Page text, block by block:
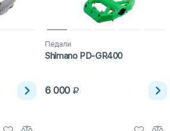
Педали
Shimano PD-GR400
6 000